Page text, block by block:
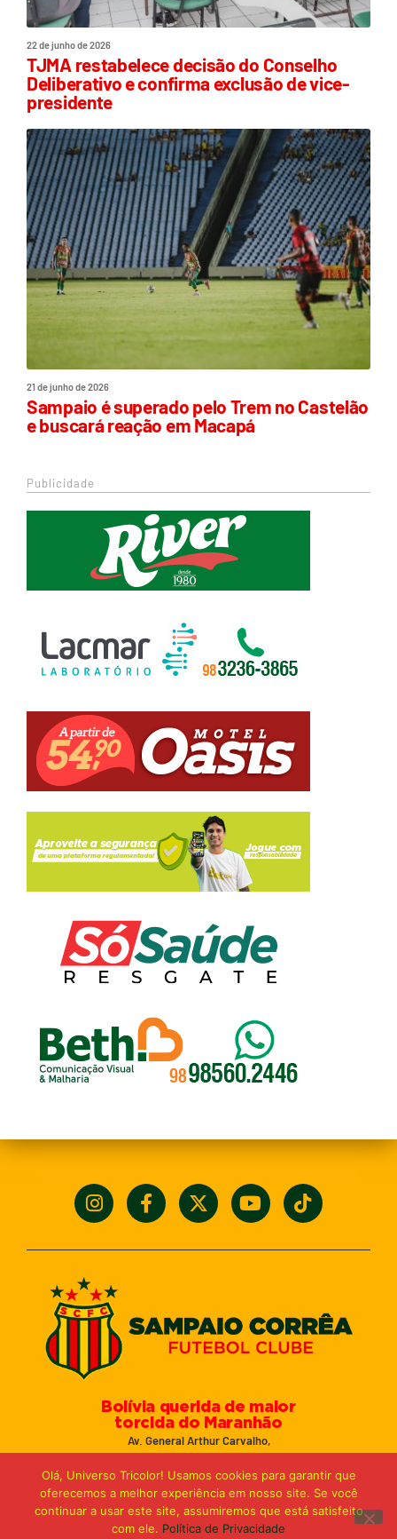
22 de junho de 2026
TJMA restabelece decisão do Conselho
Deliberativo e confirma exclusão de vice-
presidente
21 de junho de 2026
Sampaio é superado pelo Trem no Castelão
e buscará reação em Macapá
Publicidade
Bolívia querida de maior
torcida do Maranhão
Av. General Arthur Carvalho,
Email: marketing@sampaiocorreafc.com.br
© 2021 • Sampaio Corrêa Futebol Clube
Web Design: MP Marketing, Promo e Digital
Olá, Universo Tricolor! Usamos cookies para garantir que
oferecemos a melhor experiência em nosso site. Se você
continuar a usar este site, assumiremos que está satisfeito
com ele. Política de Privacidade